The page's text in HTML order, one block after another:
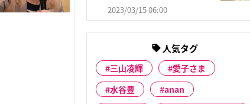
2023/03/15 06:00
人気タグ
三山凌輝
愛子さま
水谷豊
anan